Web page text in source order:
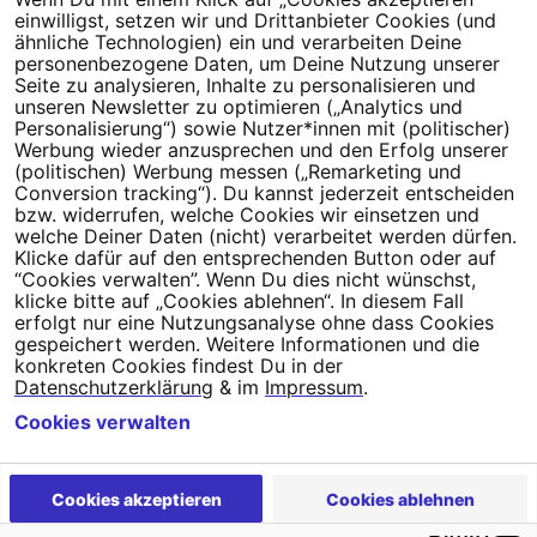
Dein Engagement macht den Unterschied. Schließe Dich 4,5
Millionen Menschen an.
Newsletter bestellen
Campact e.V.
IBAN DE95 2‍5‍1‍2 0‍5‍1‍0 6‍9‍8‍0 0‍0‍0‍0 0‍0
SozialBank
Direkt online spenden
NewsletterHilfe und
FAQKontakt DatenschutzImpressumCookie Einstellungen
einwilligst, setzen wir und Drittanbieter Cookies (und
ähnliche Technologien) ein und verarbeiten Deine
personenbezogene Daten, um Deine Nutzung unserer
Seite zu analysieren, Inhalte zu personalisieren und
unseren Newsletter zu optimieren („Analytics und
Personalisierung“) sowie Nutzer*innen mit (politischer)
Werbung wieder anzusprechen und den Erfolg unserer
(politischen) Werbung messen („Remarketing und
Conversion tracking“). Du kannst jederzeit entscheiden
bzw. widerrufen, welche Cookies wir einsetzen und
welche Deiner Daten (nicht) verarbeitet werden dürfen.
Klicke dafür auf den entsprechenden Button oder auf
“Cookies verwalten”. Wenn Du dies nicht wünschst,
klicke bitte auf „Cookies ablehnen“. In diesem Fall
erfolgt nur eine Nutzungsanalyse ohne dass Cookies
gespeichert werden. Weitere Informationen und die
konkreten Cookies findest Du in der
Datenschutzerklärung & im Impressum.
Cookies akzeptieren Cookies ablehnen
Cookies verwalten